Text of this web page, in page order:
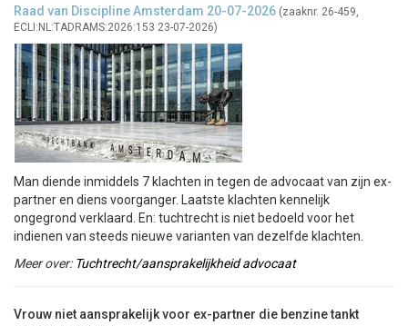
Raad van Discipline Amsterdam 20-07-2026 (zaaknr. 26-459,
ECLI:NL:TADRAMS:2026:153 23-07-2026)
Man diende inmiddels 7 klachten in tegen de advocaat van zijn ex-
partner en diens voorganger. Laatste klachten kennelijk
ongegrond verklaard. En: tuchtrecht is niet bedoeld voor het
indienen van steeds nieuwe varianten van dezelfde klachten.
Meer over: Tuchtrecht/aansprakelijkheid advocaat
Vrouw niet aansprakelijk voor ex-partner die benzine tankt